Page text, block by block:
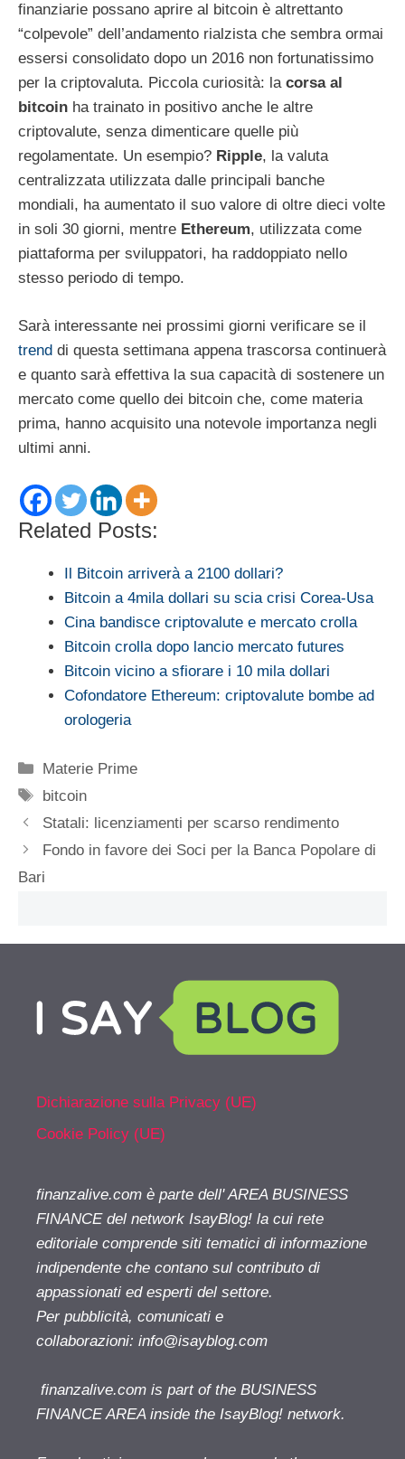
finanziarie possano aprire al bitcoin è altrettanto
“colpevole” dell’andamento rialzista che sembra ormai
essersi consolidato dopo un 2016 non fortunatissimo
per la criptovaluta. Piccola curiosità: la corsa al
bitcoin ha trainato in positivo anche le altre
criptovalute, senza dimenticare quelle più
regolamentate. Un esempio? Ripple, la valuta
centralizzata utilizzata dalle principali banche
mondiali, ha aumentato il suo valore di oltre dieci volte
in soli 30 giorni, mentre Ethereum, utilizzata come
piattaforma per sviluppatori, ha raddoppiato nello
stesso periodo di tempo.
Sarà interessante nei prossimi giorni verificare se il
trend di questa settimana appena trascorsa continuerà
e quanto sarà effettiva la sua capacità di sostenere un
mercato come quello dei bitcoin che, come materia
prima, hanno acquisito una notevole importanza negli
ultimi anni.
Related Posts:
Il Bitcoin arriverà a 2100 dollari?
Bitcoin a 4mila dollari su scia crisi Corea-Usa
Cina bandisce criptovalute e mercato crolla
Bitcoin crolla dopo lancio mercato futures
Bitcoin vicino a sfiorare i 10 mila dollari
Cofondatore Ethereum: criptovalute bombe ad
orologeria
Categorie
Materie Prime
Tag
bitcoin
Statali: licenziamenti per scarso rendimento
Fondo in favore dei Soci per la Banca Popolare di
Bari
Dichiarazione sulla Privacy (UE)
Cookie Policy (UE)
finanzalive.com è parte dell' AREA BUSINESS
FINANCE del network IsayBlog! la cui rete
editoriale comprende siti tematici di informazione
indipendente che contano sul contributo di
appassionati ed esperti del settore.
Per pubblicità, comunicati e
collaborazioni: info@isayblog.com
finanzalive.com is part of the BUSINESS
FINANCE AREA inside the IsayBlog! network.